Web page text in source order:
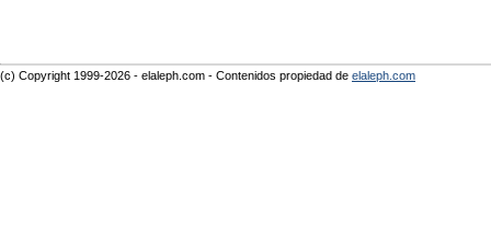
(c) Copyright 1999-2026 - elaleph.com - Contenidos propiedad de elaleph.com